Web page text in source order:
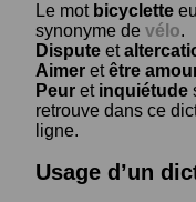
Le mot bicyclette
synonyme de vélo.
Dispute et
Aimer etêtre
Peur et inquiétude
retrouve dans ce
ligne.
Usage d’un